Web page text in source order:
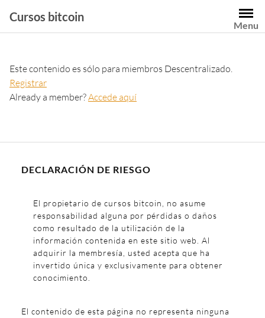
Cursos bitcoin
Menu
Este contenido es sólo para miembros Descentralizado.
Registrar
Already a member?Accede aquí
DECLARACIÓN DE RIESGO
El propietario de cursos bitcoin, no asume
responsabilidad alguna por pérdidas o daños
como resultado de la utilización de la
información contenida en este sitio web. Al
adquirir la membresía, usted acepta que ha
invertido única y exclusivamente para obtener
conocimiento.
El contenido de esta página no representa ninguna